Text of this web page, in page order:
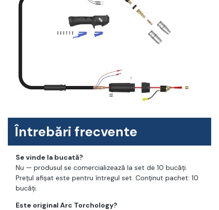
Întrebări frecvente
Se vinde la bucată?
Nu — produsul se comercializează la set de 10 bucăți.
Prețul afișat este pentru întregul set. Conținut pachet: 10
bucăți.
Este original Arc Torchology?